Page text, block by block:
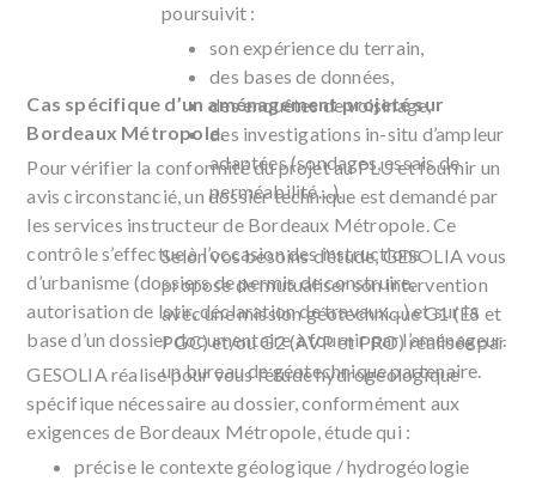
poursuivit :
son expérience du terrain,
des bases de données,
des enquêtes de voisinage,
des investigations in-situ d’ampleur
adaptées (sondages, essais de
perméabilité…).
Selon vos besoins d’étude, GESOLIA vous
propose de mutualiser son intervention
avec une mission géotechnique G1 (ES et
PGC) et/ou G2 (AVP et PRO) réalisée par
un bureau de géotechnique partenaire.
Cas spécifique d’un aménagement projeté sur
Bordeaux Métropole.
Pour vérifier la conformité du projet au PLU et fournir un
avis circonstancié, un dossier technique est demandé par
les services instructeur de Bordeaux Métropole. Ce
contrôle s’effectue à l’occasion des instructions
d’urbanisme (dossiers de permis de construire,
autorisation de lotir, déclaration de travaux…) et sur la
base d’un dossier documentaire à fournir par l’aménageur.
GESOLIA réalise pour vous l’étude hydrogéologique
spécifique nécessaire au dossier, conformément aux
exigences de Bordeaux Métropole, étude qui :
précise le contexte géologique / hydrogéologie